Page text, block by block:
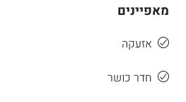
מאפיינים
אזעקה
חדר כושר